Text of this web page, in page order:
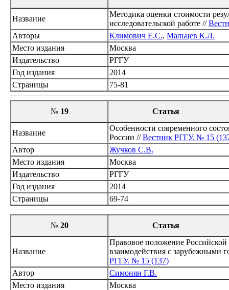
Название
Методика оценки стоимости
исследовательской работе //
Авторы
Климович Е.С., Мальцев К.Л.
Место издания
Москва
Издательство
РГГУ
Год издания
2014
Страницы
75-81
№ 19 Статья
Название
Особенности современного
России //Вестник РГГУ. № 15
Автор
Жучков С.В.
Место издания
Москва
Издательство
РГГУ
Год издания
2014
Страницы
69-74
№ 20 Статья
Название
Правовое положение
взаимодействия с зарубежными
РГГУ. № 15 (137)
Автор
Симонян Г.В.
Место издания
Москва